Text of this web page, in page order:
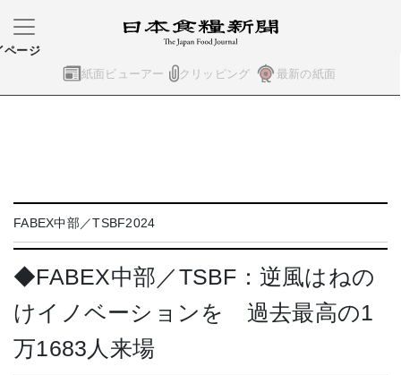
紙面ビューアー クリッピング 最新の紙面
ページ
FABEX中部／TSBF2024
◆FABEX中部／TSBF：逆風はねの
けイノベーションを 過去最高の1
万1683人来場